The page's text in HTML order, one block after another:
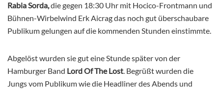
Rabia Sorda,die gegen 18:30 Uhr mit Hocico-Frontmann und
Bühnen-Wirbelwind Erk Aicrag das noch gut überschaubare
Publikum gelungen auf die kommenden Stunden einstimmte.
Abgelöst wurden sie gut eine Stunde später von der
Hamburger Band Lord Of The Lost. Begrüßt wurden die
Jungs vom Publikum wie die Headliner des Abends und